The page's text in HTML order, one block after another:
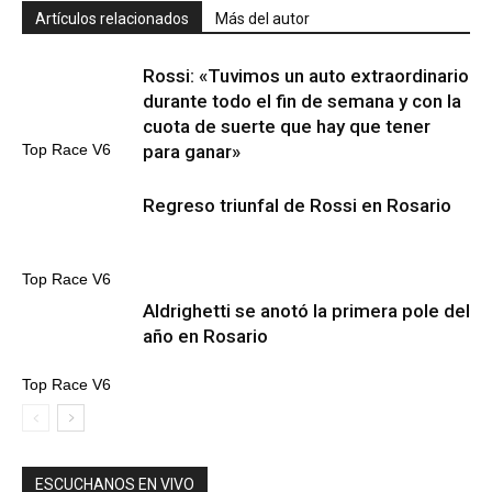
Artículos relacionados Más del autor
Top Race V6
Rossi: «Tuvimos un auto extraordinario
durante todo el fin de semana y con la
cuota de suerte que hay que tener
para ganar»
Top Race V6
Regreso triunfal de Rossi en Rosario
Top Race V6
Aldrighetti se anotó la primera pole del
año en Rosario
ESCUCHANOS EN VIVO